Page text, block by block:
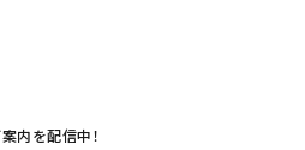
内を配信中！